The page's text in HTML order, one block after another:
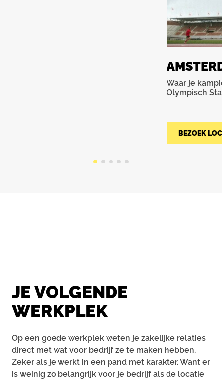
Waar je
Olympisch
BEZOEK
JE VOLGENDE
WERKPLEK
Op een goede werkplek weten je zakelijke relaties
direct met wat voor bedrijf ze te maken hebben.
Zeker als je werkt in een pand met karakter. Want er
is weinig zo belangrijk voor je bedrijf als de locatie